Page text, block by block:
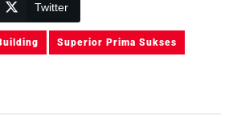
Twitter
Superior Prima Sukses